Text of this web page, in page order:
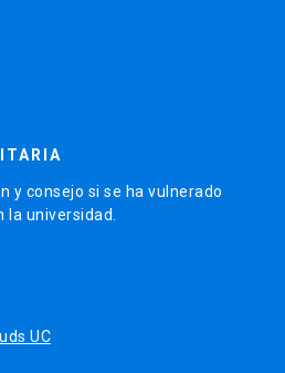
y consejo si se ha vulnerado
la universidad.
UC